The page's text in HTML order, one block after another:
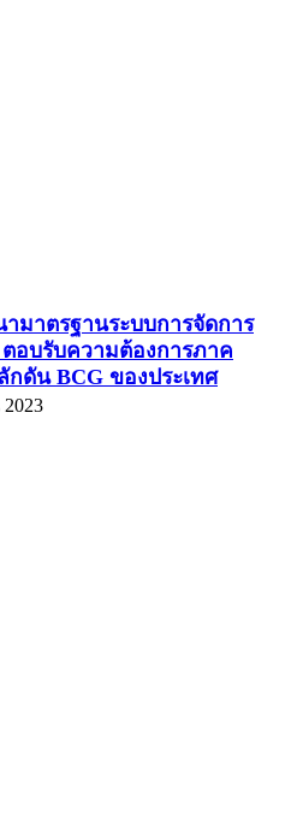
าตรฐานระบบการจัดการ
อบรับความต้องการภาค
กดัน BCG ของประเทศ